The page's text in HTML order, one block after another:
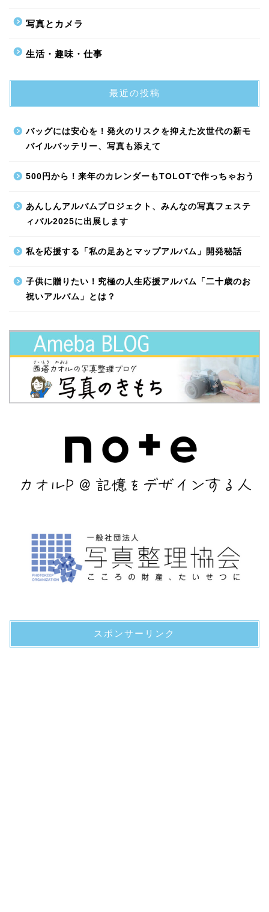
写真とカメラ
生活・趣味・仕事
最近の投稿
バッグには安心を！発火のリスクを抑えた次世代の新モ
バイルバッテリー、写真も添えて
500円から！来年のカレンダーもTOLOTで作っちゃおう
あんしんアルバムプロジェクト、みんなの写真フェステ
ィバル2025に出展します
私を応援する「私の足あとマップアルバム」開発秘話
子供に贈りたい！究極の人生応援アルバム「二十歳のお
祝いアルバム」とは？
スポンサーリンク